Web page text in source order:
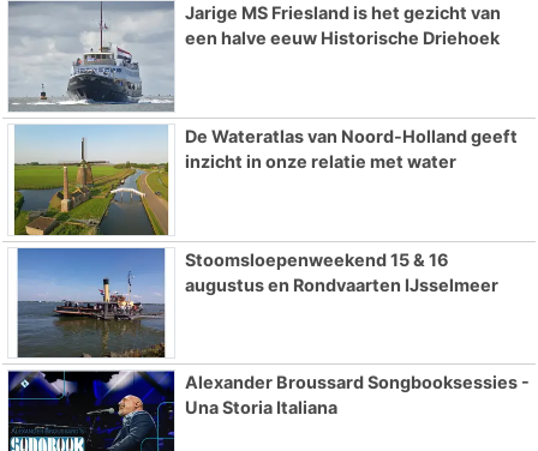
Jarige MS Friesland is het gezicht van
een halve eeuw Historische Driehoek
De Wateratlas van Noord-Holland geeft
inzicht in onze relatie met water
Stoomsloepenweekend 15 & 16
augustus en Rondvaarten IJsselmeer
Alexander Broussard Songbooksessies -
Una Storia Italiana